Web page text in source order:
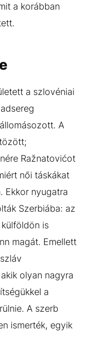
a korábban
a szlovéniai
A
Ražnatovićot
női táskákat
Ekkor nyugatra
Szerbiába: az
is
magát. Emellett
olyan nagyra
a
A szerb
ismerték, egyik